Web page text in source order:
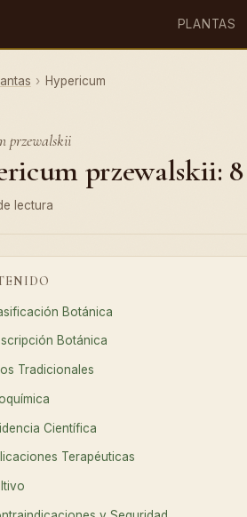
PLANTAS
› Hypericum
przewalskii
przewalskii:
lectura
Botánica
Botánica
Tradicionales
Científica
Terapéuticas